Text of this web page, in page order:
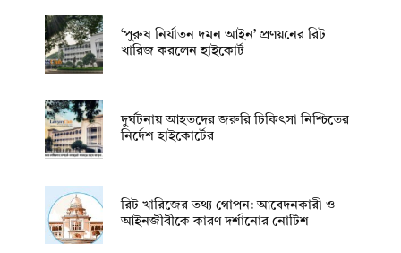
‘পুরুষ নির্যাতন দমন আইন’ প্রণয়নের রিট
খারিজ করলেন হাইকোর্ট
দুর্ঘটনায় আহতদের জরুরি চিকিৎসা নিশ্চিতের
নির্দেশ হাইকোর্টের
রিট খারিজের তথ্য গোপন: আবেদনকারী ও
আইনজীবীকে কারণ দর্শানোর নোটিশ